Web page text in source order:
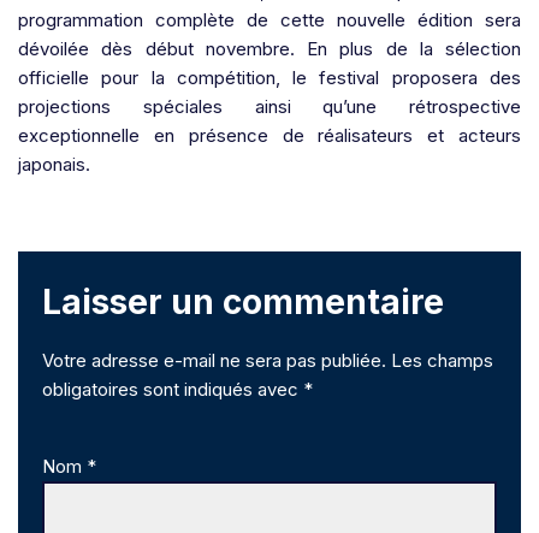
programmation complète de cette nouvelle édition sera
dévoilée dès début novembre. En plus de la sélection
officielle pour la compétition, le festival proposera des
projections spéciales ainsi qu’une rétrospective
exceptionnelle en présence de réalisateurs et acteurs
japonais.
Laisser un commentaire
Votre adresse e-mail ne sera pas publiée. Les champs
obligatoires sont indiqués avec *
Nom *